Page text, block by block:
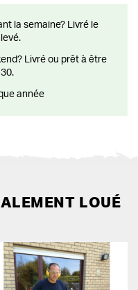
année
LOUÉ